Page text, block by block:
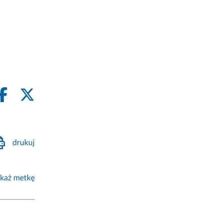
drukuj
metkę